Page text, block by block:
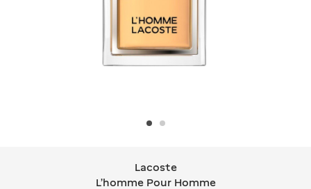
Lacoste L'homme Pour Homme
Lacoste
L'homme Pour Homme